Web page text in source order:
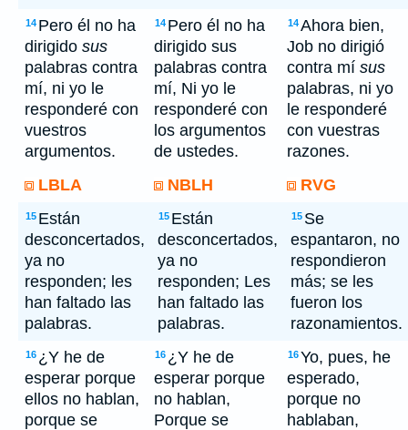
14 Pero él no ha
dirigido sus
palabras contra
mí, ni yo le
responderé con
vuestros
argumentos.
14 Pero él no ha
dirigido sus
palabras contra
mí, Ni yo le
responderé con
los argumentos
de ustedes.
14Ahora bien,
Job no dirigió
contra mí sus
palabras, ni yo
le responderé
con vuestras
razones.
LBLA
NBLH RVG
15 Están
desconcertados,
ya no
responden; les
han faltado las
palabras.
15 Están
desconcertados,
ya no
responden; Les
han faltado las
palabras.
15 Se
espantaron, no
respondieron
más; se les
fueron los
razonamientos.
16 ¿Y he de
esperar porque
ellos no hablan,
porque se
16 ¿Y he de
esperar porque
no hablan,
Porque se
16Yo, pues, he
esperado,
porque no
hablaban,